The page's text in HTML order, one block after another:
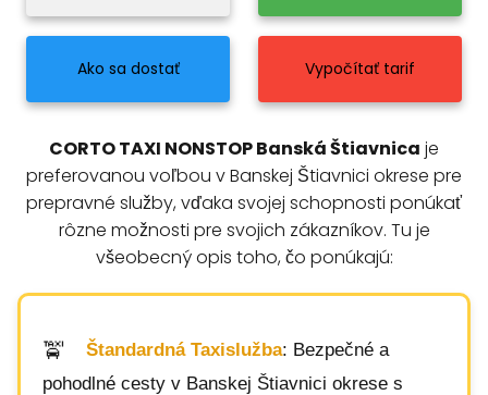
Ako sa dostať Vypočítať tarif
CORTO TAXI NONSTOP Banská Štiavnica je
preferovanou voľbou v Banskej Štiavnici okrese pre
prepravné služby, vďaka svojej schopnosti ponúkať
rôzne možnosti pre svojich zákazníkov. Tu je
všeobecný opis toho, čo ponúkajú:
Štandardná Taxislužba: Bezpečné a
pohodlné cesty v Banskej Štiavnici okrese s